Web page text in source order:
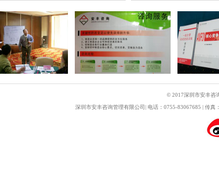
© 2017深圳市安丰咨
深圳市安丰咨询管理有限公司| 电话：0755-83067685 | 传